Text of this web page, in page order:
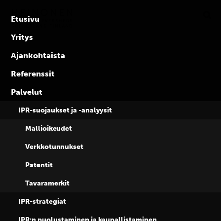
IPR-
kaikkialla
maailmassa
Etusivu
Yritys
Ajankohtaista
Referenssit
Palvelut
IPR-suojaukset ja -analyysit
Mallioikeudet
Verkkotunnukset
Patentit
Tavaramerkit
IPR-strategiat
Sopimuksettoman
Brexitin
vaikutukset EU-
tavaramerkkeihin
keskiviikko, 18.9.2019